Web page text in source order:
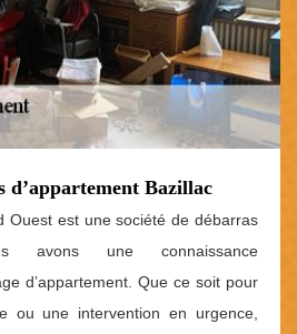
d’appartement Bazillac
Ouest est une société de débarras
avons une connaissance
d’appartement. Que ce soit pour
ou une intervention en urgence,